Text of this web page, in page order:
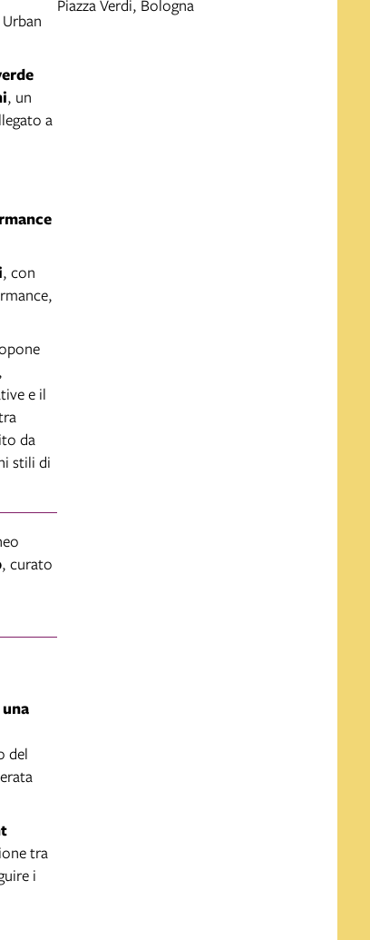
, un
a
, con
e il
da
stili di
, curato
del
tra
i
Piazza Verdi, Bologna